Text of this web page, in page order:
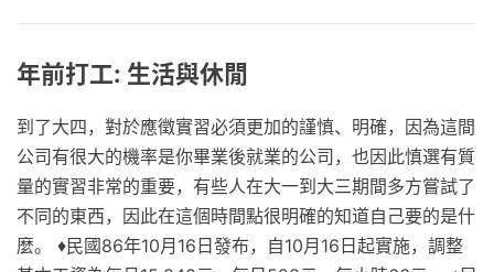
年前打工: 生活與休閒
到了大四，對於應徵實習必須更加的謹慎、明確，因為這間
公司有很大的機率是你畢業後就業的公司，也因此慎選有質
量的實習非常的重要，有些人在大一到大三期間多方嘗試了
不同的東西，因此在這個時間點很明確的知道自己要的是什
麼。 ♦民國86年10月16日發布，自10月16日起實施，調整